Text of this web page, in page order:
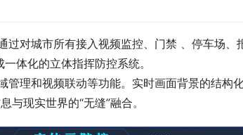
过对城市所有接入视频监控、门禁 、停车场、
体化的立体指挥防控系统。
理和视频联动等功能。实时画面背景的结构
现实世界的“无缝”融合。